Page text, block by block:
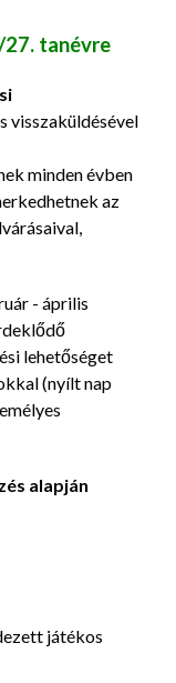
tanévre
visszaküldésével
minden évben
az
- április
lehetőséget
(nyílt nap
alapján
játékos